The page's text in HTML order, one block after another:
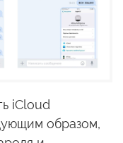
iCloud
образом,